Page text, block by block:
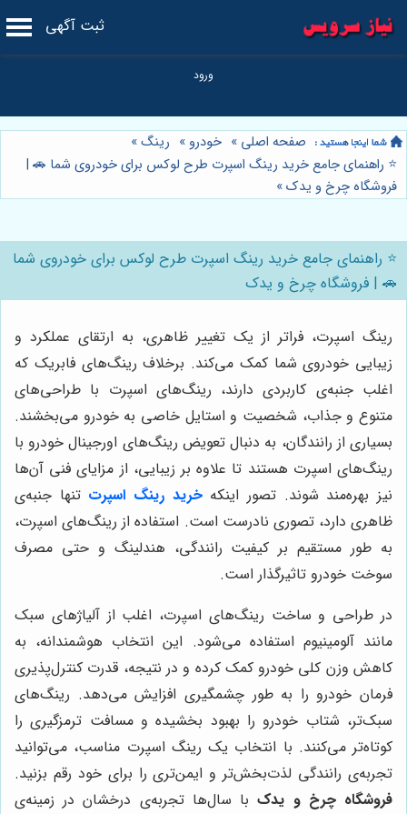
ثبت آگهی
صفحه اصلی » خودرو » رینگ»
⭐️ راهنمای جامع خرید رینگ اسپرت طرح لوکس برای خودروی شما 🚗 |
فروشگاه چرخ و یدک»
⭐️ راهنمای جامع خرید رینگ اسپرت طرح لوکس برای خودروی شما
🚗 | فروشگاه چرخ و یدک
رینگ اسپرت، فراتر از یک تغییر ظاهری، به ارتقای عملکرد و
زیبایی خودروی شما کمک می‌کند. برخلاف رینگ‌های فابریک که
اغلب جنبه‌ی کاربردی دارند، رینگ‌های اسپرت با طراحی‌های
متنوع و جذاب، شخصیت و استایل خاصی به خودرو می‌بخشند.
بسیاری از رانندگان، به دنبال تعویض رینگ‌های اورجینال خودرو با
رینگ‌های اسپرت هستند تا علاوه بر زیبایی، از مزایای فنی آن‌ها
نیز بهره‌مند شوند. تصور اینکهخرید رینگ اسپرت تنها جنبه‌ی
ظاهری دارد، تصوری نادرست است. استفاده از رینگ‌های اسپرت،
به طور مستقیم بر کیفیت رانندگی، هندلینگ و حتی مصرف
سوخت خودرو تاثیرگذار است.
در طراحی و ساخت رینگ‌های اسپرت، اغلب از آلیاژهای سبک
مانند آلومینیوم استفاده می‌شود. این انتخاب هوشمندانه، به
کاهش وزن کلی خودرو کمک کرده و در نتیجه، قدرت کنترل‌پذیری
فرمان خودرو را به طور چشمگیری افزایش می‌دهد. رینگ‌های
سبک‌تر، شتاب خودرو را بهبود بخشیده و مسافت ترمزگیری را
کوتاه‌تر می‌کنند. با انتخاب یک رینگ اسپرت مناسب، می‌توانید
تجربه‌ی رانندگی لذت‌بخش‌تر و ایمن‌تری را برای خود رقم بزنید.
فروشگاه چرخ و یدکبا سال‌ها تجربه‌ی درخشان در زمینه‌ی